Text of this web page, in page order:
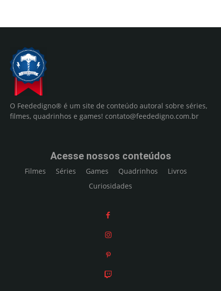
O Feededigno® é um site de conteúdo autoral sobre séries,
filmes, quadrinhos e games! contato@feededigno.com.br
Acesse nossos conteúdos
Filmes Séries Games Quadrinhos
Livros
Curiosidades